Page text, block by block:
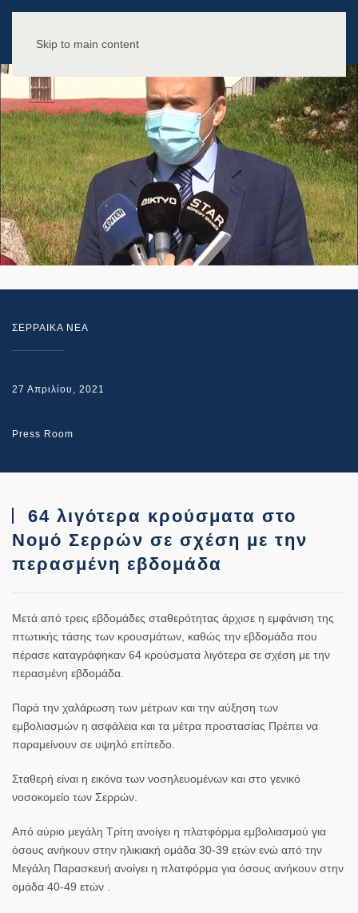
Skip to main content
ΣΕΡΡΑΙΚΑ ΝΕΑ
27 Απριλίου, 2021
Press Room
64 λιγότερα κρούσματα στο
Νομό Σερρών σε σχέση με την
περασμένη εβδομάδα
Μετά από τρεις εβδομάδες σταθερότητας άρχισε η εμφάνιση της
πτωτικής τάσης των κρουσμάτων, καθώς την εβδομάδα που
πέρασε καταγράφηκαν 64 κρούσματα λιγότερα σε σχέση με την
περασμένη εβδομάδα.
Παρά την χαλάρωση των μέτρων και την αύξηση των
εμβολιασμών η ασφάλεια και τα μέτρα προστασίας Πρέπει να
παραμείνουν σε υψηλό επίπεδο.
Σταθερή είναι η εικόνα των νοσηλευομένων και στο γενικό
νοσοκομείο των Σερρών.
Από αύριο μεγάλη Τρίτη ανοίγει η πλατφόρμα εμβολιασμού για
όσους ανήκουν στην ηλικιακή ομάδα 30-39 ετών ενώ από την
Μεγάλη Παρασκευή ανοίγει η πλατφόρμα για όσους ανήκουν στην
ομάδα 40-49 ετών .